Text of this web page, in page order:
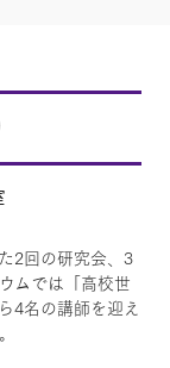
2回の研究会、3
ムでは「高校世
4名の講師を迎え